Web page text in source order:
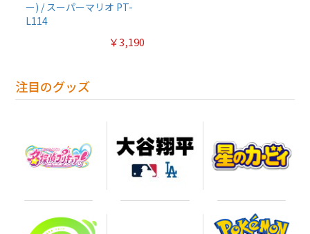
ー) / スーパーマリオ PT-
L114
￥3,190
注目のグッズ